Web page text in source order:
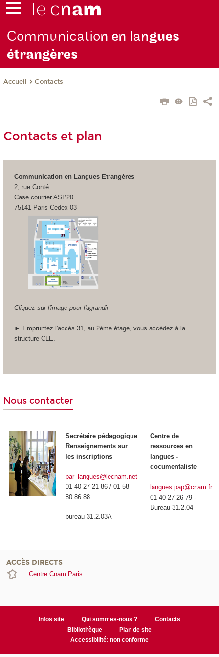
Communication en langues
étrangères
Accueil Contacts
Contacts et plan
Communication en Langues Etrangères
2, rue Conté
Case courrier ASP20
75141 Paris Cedex 03
Cliquez sur l'image pour l'agrandir.
► Empruntez l'accès 31, au 2ème étage, vous accédez à la
structure CLE.
Nous contacter
Secrétaire pédagogique
Renseignements sur
les inscriptions
par_langues@lecnam.net
01 40 27 21 86 / 01 58
80 86 88
bureau 31.2.03A
Centre de
ressources en
langues -
documentaliste
langues.pap@cnam.fr
01 40 27 26 79 -
Bureau 31.2.04
ACCÈS DIRECTS
Centre Cnam Paris
Infos site Qui sommes-nous ?
Contacts
Bibliothèque
Plan de site
Accessibilité: non conforme